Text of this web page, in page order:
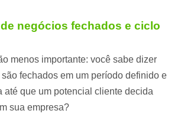
negócios fechados e ciclo
menos importante: você sabe dizer
fechados em um período definido e
até que um potencial cliente decida
sua empresa?